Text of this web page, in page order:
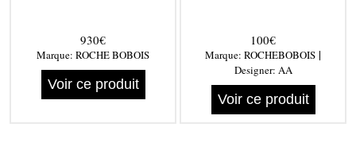
930€
Marque: ROCHE BOBOIS
Voir ce produit
100€
Marque: ROCHEBOBOIS |
Designer: AA
Voir ce produit